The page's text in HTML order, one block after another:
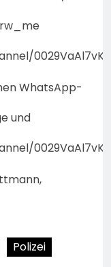
WhatsApp-
und
Polizei